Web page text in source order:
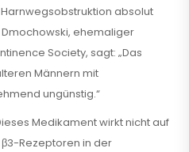
absolut
Dmochowski, ehemaliger
Society, sagt: „Das
Männern mit
ungünstig.“
Medikament wirkt nicht auf
Rezeptoren in der